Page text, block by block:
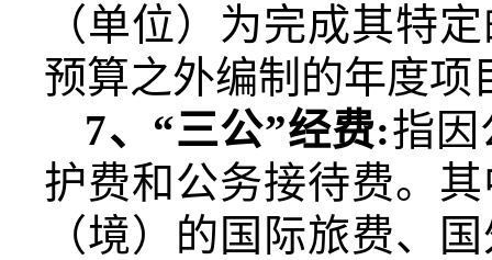
（单位）为完成其特
预算之外编制的年度项
7、“三公”经费:指因
护费和公务接待费。
（境）的国际旅费、